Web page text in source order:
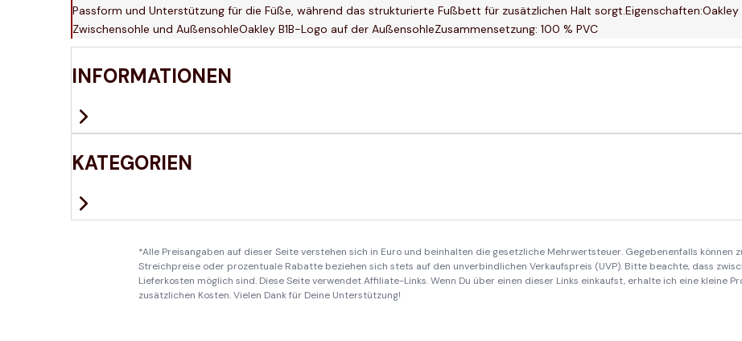
Passform und Unterstützung für die Füße, während das strukturierte Fußbett für zusätzlichen Halt sorgt.Eigenschaften:Oakley
Zwischensohle und AußensohleOakley B1B-Logo auf der AußensohleZusammensetzung: 100 % PVC
INFORMATIONEN
KATEGORIEN
*Alle Preisangaben auf dieser Seite verstehen sich in Euro und beinhalten die gesetzliche Mehrwertsteuer. Gegebenenfalls können
Streichpreise oder prozentuale Rabatte beziehen sich stets auf den unverbindlichen Verkaufspreis (UVP). Bitte beachte, dass
Lieferkosten möglich sind. Diese Seite verwendet Affiliate-Links. Wenn Du über einen dieser Links einkaufst, erhalte ich eine kleine
zusätzlichen Kosten. Vielen Dank für Deine Unterstützung!